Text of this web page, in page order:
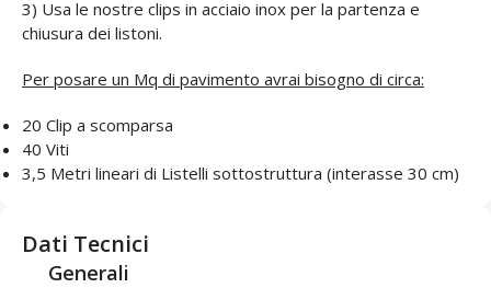
3) Usa le nostre clips in acciaio inox per la partenza e
chiusura dei listoni.
Per posare un Mq di pavimento avrai bisogno di circa:
20 Clip a scomparsa
40 Viti
3,5 Metri lineari di Listelli sottostruttura (interasse 30 cm)
Dati Tecnici
Generali